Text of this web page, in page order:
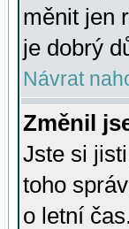
měnit jen
je dobrý
Návrat
Změnil
Jste si
toho
o letní